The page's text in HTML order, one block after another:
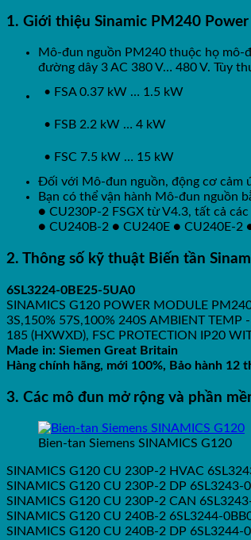
1. Giới thiệu Sinamic PM240
Mô-đun nguồn PM240 thuộc họ mô-
đường dây 3 AC 380 V… 480 V. Tùy
• FSA 0.37 kW … 1.5 kW
• FSB 2.2 kW … 4 kW
• FSC 7.5 kW … 15 kW
Đối với Mô-đun nguồn, động cơ cảm
Bạn có thể vận hành Mô-đun nguồn
● CU230P-2 FSGX từ V4.3, tất cả
● CU240B-2 ● CU240E ● CU240E-2
2. Thông số kỹ thuật Biến tần
6SL3224-0BE25-5UA0
SINAMICS G120 POWER MODULE
3S,150% 57S,100% 240S AMBIENT
185 (HXWXD), FSC PROTECTION IP20
Made in: Siemen Great Britain
Hàng chính hãng, mới 100%, Bảo hành 12
3. Các mô đun mở rộng và phần
Bien-tan Siemens SINAMICS G120
SINAMICS G120 CU 230P-2 HVAC
SINAMICS G120 CU 230P-2 DP 6SL3243-
SINAMICS G120 CU 230P-2 CAN
SINAMICS G120 CU 240B-2 6SL3244-
SINAMICS G120 CU 240B-2 DP 6SL3244-